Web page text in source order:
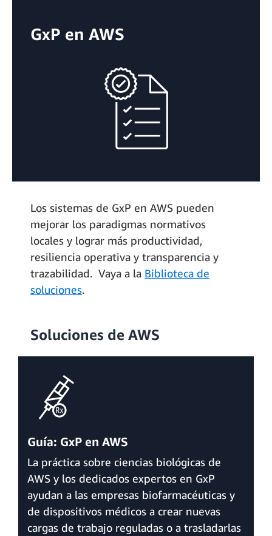
GxP en AWS
Los sistemas de GxP en AWS pueden
mejorar los paradigmas normativos
locales y lograr más productividad,
resiliencia operativa y transparencia y
trazabilidad. Vaya a la Biblioteca de
soluciones.
Soluciones de AWS
Guía: GxP en AWS
La práctica sobre ciencias biológicas de
AWS y los dedicados expertos en GxP
ayudan a las empresas biofarmacéuticas y
de dispositivos médicos a crear nuevas
cargas de trabajo reguladas o a trasladarlas